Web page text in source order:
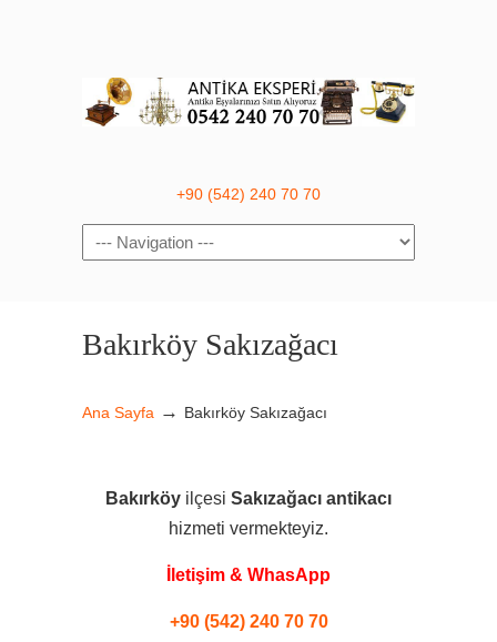
+90 (542) 240 70 70
Navigation
Bakırköy Sakızağacı
Ana Sayfa → Bakırköy Sakızağacı
Bakırköy ilçesi Sakızağacı antikacı
hizmeti vermekteyiz.
İletişim & WhasApp
+90 (542) 240 70 70